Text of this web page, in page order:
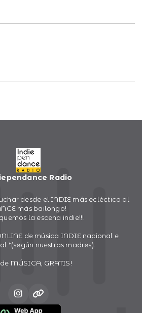
Radio
desde el INDIE más ecléctico al
más bailongo!
la escena indie!!!
de música INDIE nacional e
*(según nuestras madres).
MÚSICA, GRATIS!